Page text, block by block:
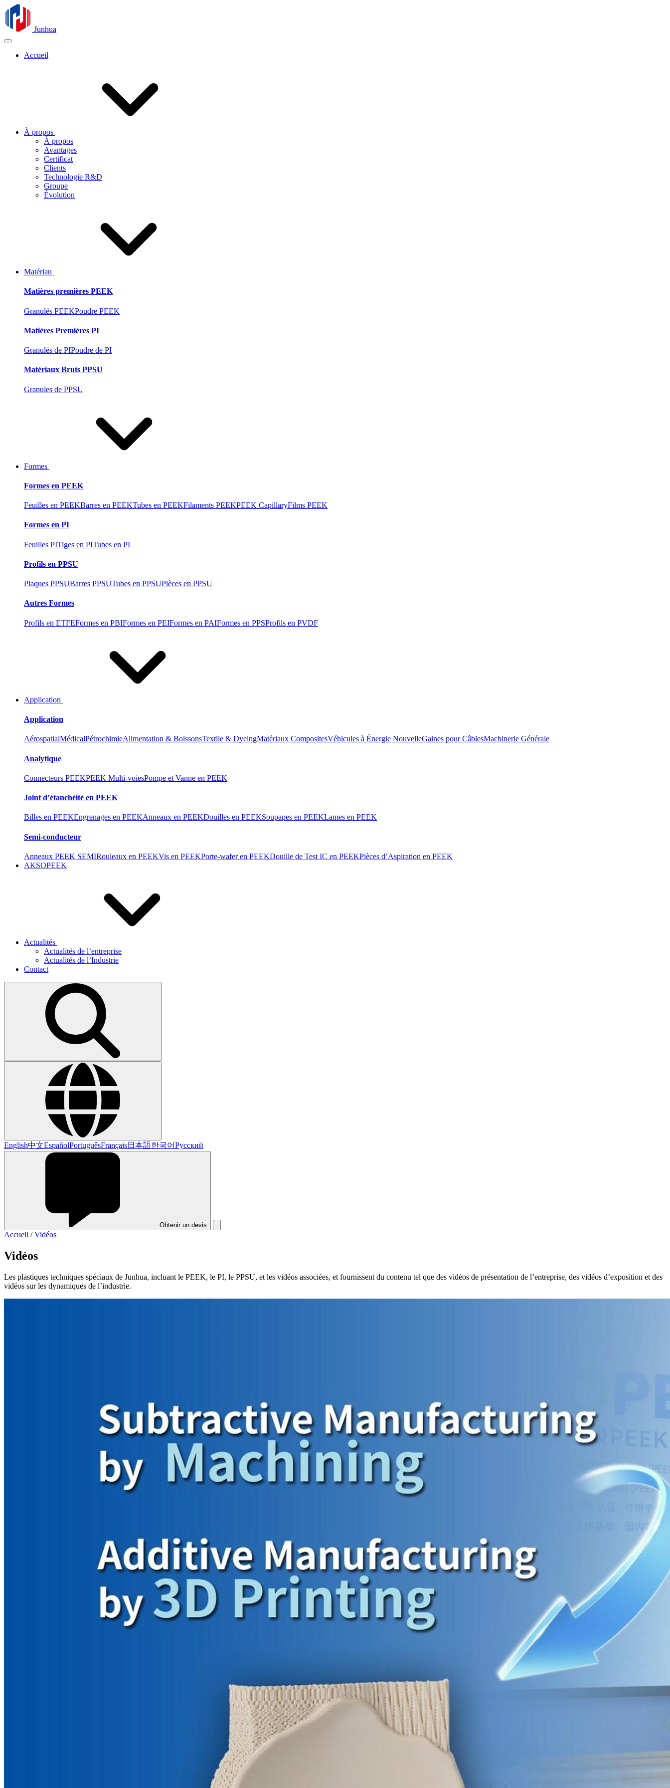
Junhua
Accueil
À propos
À propos
Avantages
Certificat
Clients
Technologie R&D
Groupe
Évolution
Matériau
Matières premières PEEK
Granulés PEEKPoudre PEEK
Matières Premières PI
Granulés de PIPoudre de PI
Matériaux Bruts PPSU
Granules de PPSU
Formes
Formes en PEEK
Feuilles en PEEKBarres en PEEKTubes en PEEKFilaments PEEKPEEK CapillaryFilms PEEK
Formes en PI
Feuilles PITiges en PITubes en PI
Profils en PPSU
Plaques PPSUBarres PPSUTubes en PPSUPièces en PPSU
Autres Formes
Profils en ETFEFormes en PBIFormes en PEIFormes en PAIFormes en PPSProfils en PVDF
Application
Application
AérospatialMédicalPétrochimieAlimentation & BoissonsTextile & DyeingMatériaux CompositesVéhicules à Énergie NouvelleGaines pour CâblesMachinerie Générale
Analytique
Connecteurs PEEKPEEK Multi-voiesPompe et Vanne en PEEK
Joint d’étanchéité en PEEK
Billes en PEEKEngrenages en PEEKAnneaux en PEEKDouilles en PEEKSoupapes en PEEKLames en PEEK
Semi-conducteur
Anneaux PEEK SEMIRouleaux en PEEKVis en PEEKPorte-wafer en PEEKDouille de Test IC en PEEKPièces d’Aspiration en PEEK
AKSOPEEK
Actualités
Actualités de l’entreprise
Actualités de l’Industrie
Contact
English中文EspañolPortuguêsFrançais日本語한국어Русский
Obtenir un devis
Accueil /Vidéos
Vidéos
Les plastiques techniques spéciaux de Junhua, incluant le PEEK, le PI, le PPSU, et les vidéos associées, et fournissent du contenu tel que des vidéos de présentation de l’entreprise, des vidéos d’exposition et des
vidéos sur les dynamiques de l’industrie.